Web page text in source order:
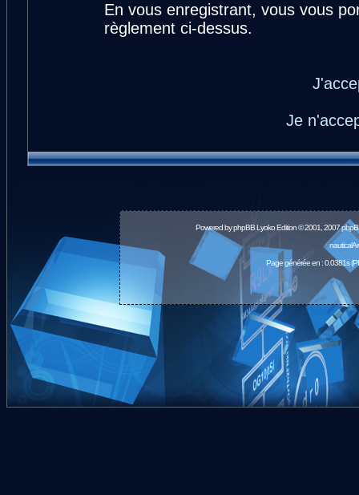
En vous enregistrant, vous vous
règlement ci-dessus.
Je
Powered byphpBBLyoko Edition © 2001, 2007
Page générée en : 0.0381s